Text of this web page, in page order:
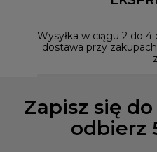
Wysyłka w ciągu 2 do
dostawa przy
Zapisz się
odbierz